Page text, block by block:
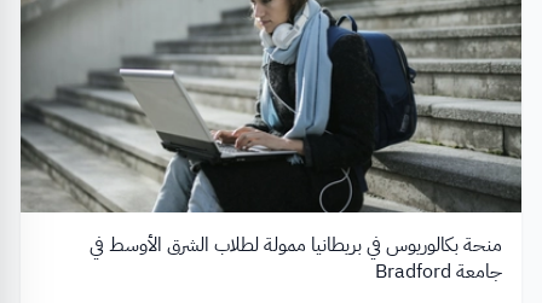
منحة بكالوريوس في بريطانيا ممولة لطلاب الشرق الأوسط في
جامعة Bradford